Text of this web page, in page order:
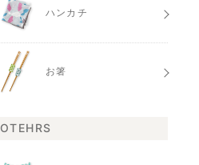
ハンカチ
お箸
OTEHRS